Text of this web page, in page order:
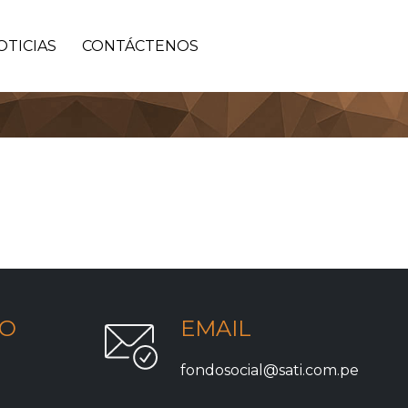
CONTÁCTENOS
EMAIL
fondosocial@sati.com.pe